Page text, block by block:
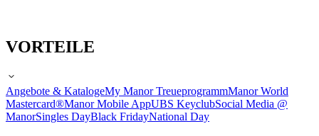
VORTEILE
Angebote & KatalogeMy Manor TreueprogrammManor World
Mastercard®Manor Mobile AppUBS KeyclubSocial Media @
ManorSingles DayBlack FridayNational Day